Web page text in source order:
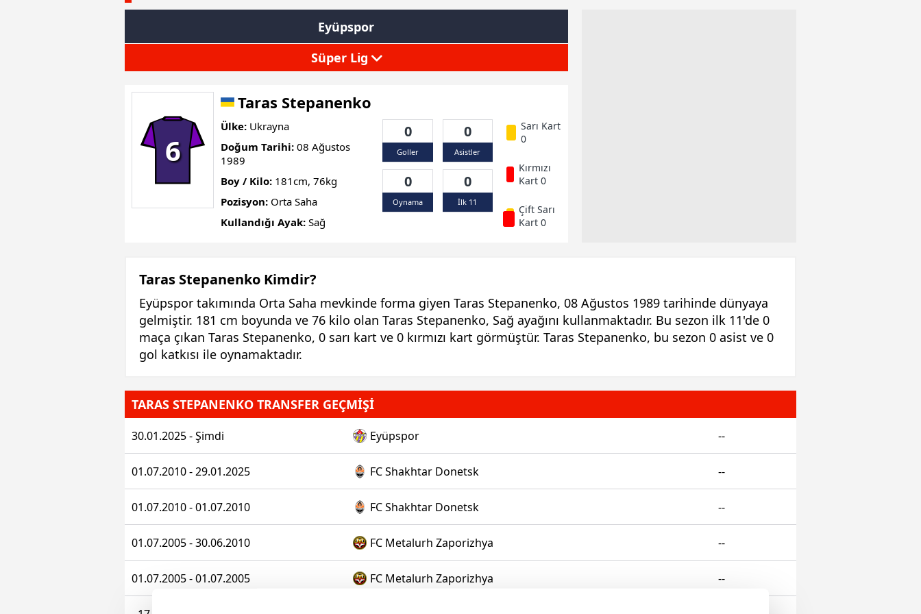
Eyüpspor
Süper Lig
6
Taras Stepanenko
Ülke: Ukrayna
Doğum Tarihi: 08 Ağustos
1989
Boy / Kilo: 181cm, 76kg
Pozisyon: Orta Saha
Kullandığı Ayak: Sağ
0
Goller
0
Asistler
0
Oynama
0
İlk 11
Sarı Kart
0
Kırmızı
Kart 0
Çift Sarı
Kart 0
Taras Stepanenko Kimdir?
Eyüpspor takımında Orta Saha mevkinde forma giyen Taras Stepanenko, 08 Ağustos 1989 tarihinde dünyaya
gelmiştir. 181 cm boyunda ve 76 kilo olan Taras Stepanenko, Sağ ayağını kullanmaktadır. Bu sezon ilk 11'de 0
maça çıkan Taras Stepanenko, 0 sarı kart ve 0 kırmızı kart görmüştür. Taras Stepanenko, bu sezon 0 asist ve 0
gol katkısı ile oynamaktadır.
TARAS STEPANENKO TRANSFER GEÇMİŞİ
30.01.2025 - Şimdi Eyüpspor --
01.07.2010 - 29.01.2025 FC Shakhtar Donetsk --
01.07.2010 - 01.07.2010 FC Shakhtar Donetsk --
01.07.2005 - 30.06.2010 FC Metalurh Zaporizhya --
01.07.2005 - 01.07.2005 FC Metalurh Zaporizhya --